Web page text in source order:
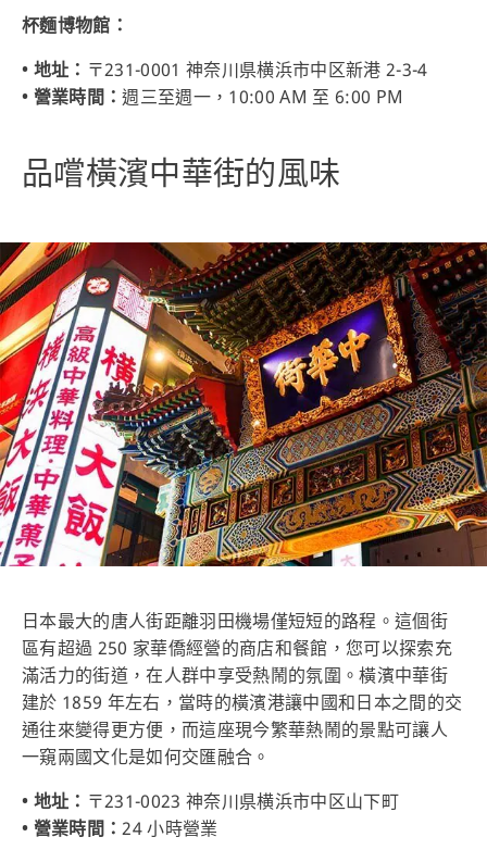
杯麵博物館：
• 地址： 〒231-0001 神奈川県横浜市中区新港 2-3-4
• 營業時間：週三至週一，10:00 AM 至 6:00 PM
品嚐橫濱中華街的風味
日本最大的唐人街距離羽田機場僅短短的路程。這個街
區有超過 250 家華僑經營的商店和餐館，您可以探索充
滿活力的街道，在人群中享受熱鬧的氛圍。橫濱中華街
建於 1859 年左右，當時的橫濱港讓中國和日本之間的交
通往來變得更方便，而這座現今繁華熱鬧的景點可讓人
一窺兩國文化是如何交匯融合。
• 地址： 〒231-0023 神奈川県横浜市中区山下町
• 營業時間：24 小時營業